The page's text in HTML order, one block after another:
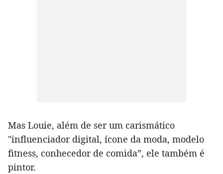
Mas Louie, além de ser um carismático
"influenciador digital, ícone da moda, modelo
fitness, conhecedor de comida”, ele também é
pintor.